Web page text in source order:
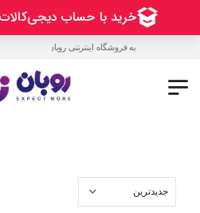
به فروشگاه اینترنتی روبان خوش آمدید !